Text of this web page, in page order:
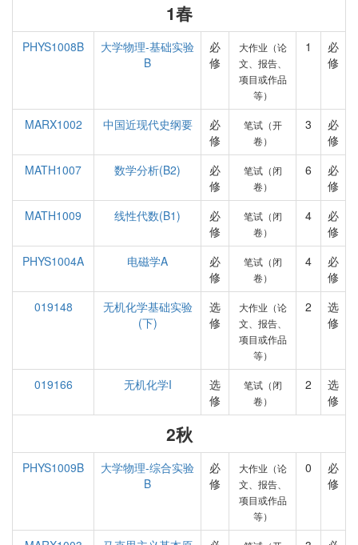
1春
PHYS1008B
大学物理-基础实验
B
必
修
大作业（论
文、报告、
项目或作品
等）
1
必
修
MARX1002 中国近现代史纲要
必
修
笔试（开
卷）
3
必
修
MATH1007
数学分析(B2)
必
修
笔试（闭
卷）
6
必
修
MATH1009
线性代数(B1)
必
修
笔试（闭
卷）
4
必
修
PHYS1004A
电磁学A
必
修
笔试（闭
卷）
4
必
修
019148
无机化学基础实验
(下)
选
修
大作业（论
文、报告、
项目或作品
等）
2
选
修
019166 无机化学I
选
修
笔试（闭
卷）
2
选
修
2秋
PHYS1009B
大学物理-综合实验
B
必
修
大作业（论
文、报告、
项目或作品
等）
0
必
修